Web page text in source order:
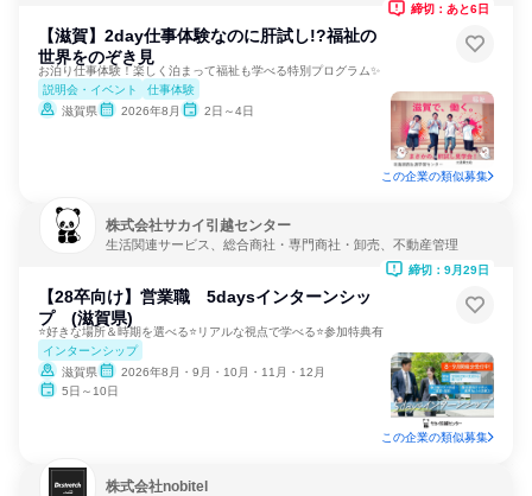
【滋賀】2day仕事体験なのに肝試し!?福祉の
世界をのぞき見
お泊り仕事体験！楽しく泊まって福祉も学べる特別プログラム✨
説明会・イベント
仕事体験
滋賀県
2026年8月 2日～4日
締切：あと6日
この企業の類似募集
株式会社サカイ引越センター
生活関連サービス、総合商社・専門商社・卸売、不動産管理
【28卒向け】営業職 5daysインターンシッ
プ (滋賀県)
⭐好きな場所＆時期を選べる⭐リアルな視点で学べる⭐参加特典有
インターンシップ
滋賀県
2026年8月・9月・10月・11月・12月
5日～10日
締切：9月29日
この企業の類似募集
株式会社nobitel